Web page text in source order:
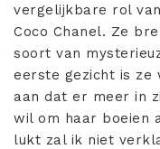
vergelijkbare rol
Coco Chanel. Ze
soort van
eerste gezicht is
aan dat er meer in
wil om haar boeien
lukt zal ik niet